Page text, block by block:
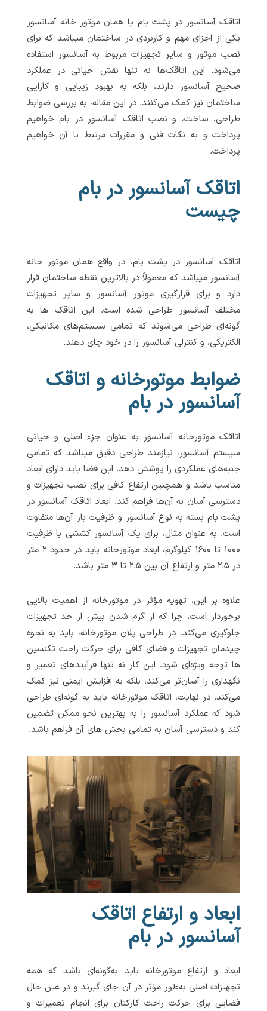
اتاقک آسانسور در پشت بام یا همان موتور خانه آسانسور
یکی از اجزای مهم و کاربردی در ساختمان میباشد که برای
نصب موتور و سایر تجهیزات مربوط به آسانسور استفاده
می‌شود. این اتاقک‌ها نه تنها نقش حیاتی در عملکرد
صحیح آسانسور دارند، بلکه به بهبود زیبایی و کارایی
ساختمان نیز کمک می‌کنند. در این مقاله، به بررسی ضوابط
طراحی، ساخت، و نصب اتاقک آسانسور در بام خواهیم
پرداخت و به نکات فنی و مقررات مرتبط با آن خواهیم
پرداخت.
اتاقک آسانسور در بام
چیست
اتاقک آسانسور در پشت بام، در واقع همان موتور خانه
آسانسور میباشد که معمولاً در بالاترین نقطه ساختمان قرار
دارد و برای قرارگیری موتور آسانسور و سایر تجهیزات
مختلف آسانسور طراحی شده است. این اتاقک ها به
گونه‌ای طراحی می‌شوند که تمامی سیستم‌های مکانیکی،
الکتریکی، و کنترلی آسانسور را در خود جای دهند.
ضوابط موتورخانه و اتاقک
آسانسور در بام
اتاقک موتورخانه آسانسور به عنوان جزء اصلی و حیاتی
سیستم آسانسور، نیازمند طراحی دقیق میباشد که تمامی
جنبه‌های عملکردی را پوشش دهد. این فضا باید دارای ابعاد
مناسب باشد و همچنین ارتفاع کافی برای نصب تجهیزات و
دسترسی آسان به آن‌ها فراهم کند. ابعاد اتاقک آسانسور در
پشت بام بسته به نوع آسانسور و ظرفیت بار آن‌ها متفاوت
است. به عنوان مثال، برای یک آسانسور کششی با ظرفیت
۱۰۰۰ تا ۱۶۰۰ کیلوگرم، ابعاد موتورخانه باید در حدود ۲ متر
در ۲.۵ متر و ارتفاع آن بین ۲.۵ تا ۳ متر باشد.
علاوه بر این، تهویه مؤثر در موتورخانه از اهمیت بالایی
برخوردار است، چرا که از گرم شدن بیش از حد تجهیزات
جلوگیری می‌کند. در طراحی پلان موتورخانه، باید به نحوه
چیدمان تجهیزات و فضای کافی برای حرکت راحت تکنسین
ها توجه ویژه‌ای شود. این کار نه تنها فرآیندهای تعمیر و
نگهداری را آسان‌تر می‌کند، بلکه به افزایش ایمنی نیز کمک
می‌کند. در نهایت، اتاقک موتورخانه باید به گونه‌ای طراحی
شود که عملکرد آسانسور را به بهترین نحو ممکن تضمین
کند و دسترسی آسان به تمامی بخش های آن فراهم باشد.
ابعاد و ارتفاع اتاقک
آسانسور در بام
ابعاد و ارتفاع موتورخانه باید به‌گونه‌ای باشد که همه
تجهیزات اصلی به‌طور مؤثر در آن جای گیرند و در عین حال
فضایی برای حرکت راحت کارکنان برای انجام تعمیرات و